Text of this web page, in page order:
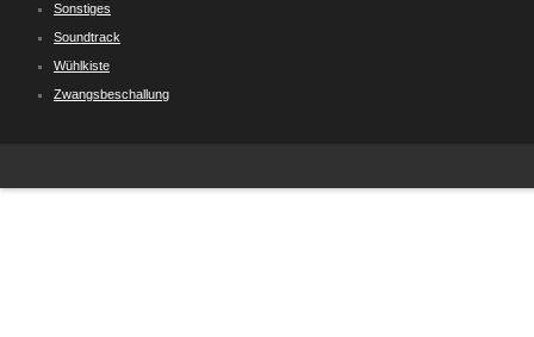
Sonstiges
Soundtrack
Wühlkiste
Zwangsbeschallung